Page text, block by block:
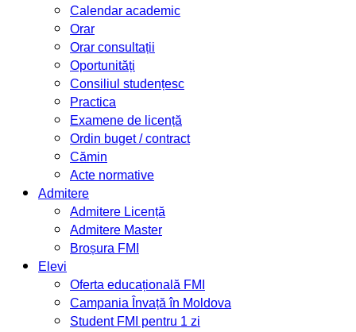
Calendar academic
Orar
Orar consultații
Oportunități
Consiliul studențesc
Practica
Examene de licență
Ordin buget / contract
Cămin
Acte normative
Admitere
Admitere Licență
Admitere Master
Broșura FMI
Elevi
Oferta educațională FMI
Campania Învață în Moldova
Student FMI pentru 1 zi